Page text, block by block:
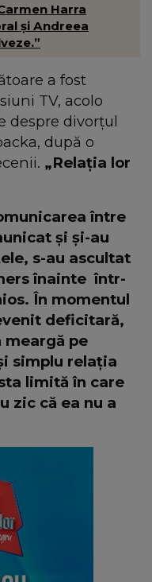
Harra
și Andreea
a fost
TV, acolo
despre divorțul
după o
„Relația lor
între
și și-au
s-au ascultat
înainte într-
În momentul
deficitară,
meargă pe
simplu relația
limită în care
zic că ea nu a